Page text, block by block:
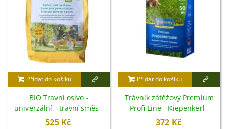
Přidat do košíku
BIO Travní osivo -
univerzální - travní směs -
Sativa - 500 g
525 Kč
Přidat do košíku
Trávník zátěžový Premium
Profi Line - Kiepenkerl -
travní směs - 1 kg
372 Kč